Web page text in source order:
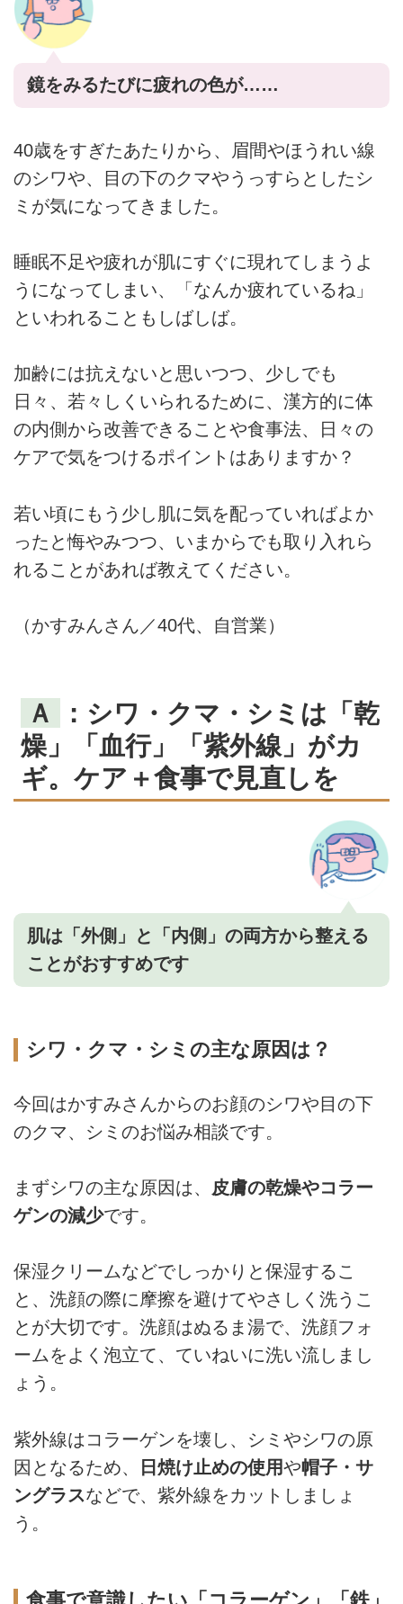
鏡をみるたびに疲れの色が……
40歳をすぎたあたりから、眉間やほうれい線
のシワや、目の下のクマやうっすらとしたシ
ミが気になってきました。
睡眠不足や疲れが肌にすぐに現れてしまうよ
うになってしまい、「なんか疲れているね」
といわれることもしばしば。
加齢には抗えないと思いつつ、少しでも
日々、若々しくいられるために、漢方的に体
の内側から改善できることや食事法、日々の
ケアで気をつけるポイントはありますか？
若い頃にもう少し肌に気を配っていればよか
ったと悔やみつつ、いまからでも取り入れら
れることがあれば教えてください。
（かすみんさん／40代、自営業）
Ａ
：シワ・クマ・シミは「乾
燥」「血行」「紫外線」がカ
ギ。ケア＋食事で見直しを
肌は「外側」と「内側」の両方から整える
ことがおすすめです
シワ・クマ・シミの主な原因は？
今回はかすみさんからのお顔のシワや目の下
のクマ、シミのお悩み相談です。
まずシワの主な原因は、 皮膚の乾燥やコラー
ゲンの減少です。
保湿クリームなどでしっかりと保湿するこ
と、洗顔の際に摩擦を避けてやさしく洗うこ
とが大切です。洗顔はぬるま湯で、洗顔フォ
ームをよく泡立て、ていねいに洗い流しまし
ょう。
紫外線はコラーゲンを壊し、シミやシワの原
因となるため、
日焼け止めの使用や帽子・サ
ングラスなどで、紫外線をカットしましょ
う。